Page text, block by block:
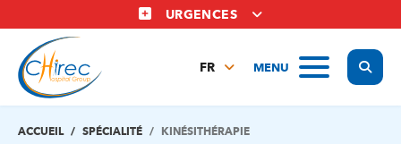
au
contenu
principal
URGENCES
MENU
FR
EN
ACCUEIL SPÉCIALITÉ KINÉSITHÉRAPIE